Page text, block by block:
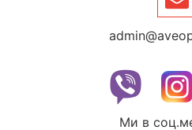
Ми в